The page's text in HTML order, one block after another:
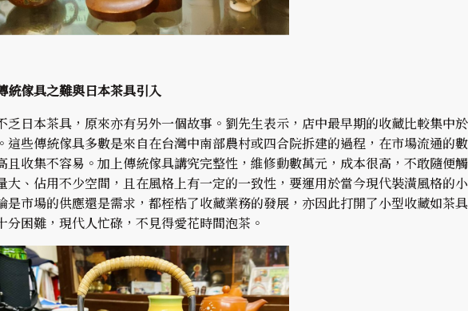
統傢具之難與日本茶具引入
乏日本茶具，原來亦有另外一個故事。劉先生表示，店中最早期的收藏比較集中
這些傳統傢具多數是來自在台灣中南部農村或四合院拆建的過程，在市場流通的
且收集不容易。加上傳統傢具講究完整性，維修動數萬元，成本很高，不敢隨便
大、佔用不少空間，且在風格上有一定的一致性，要運用於當今現代裝潢風格的
是市場的供應還是需求，都桎梏了收藏業務的發展，亦因此打開了小型收藏如茶
分困難，現代人忙碌，不見得愛花時間泡茶。